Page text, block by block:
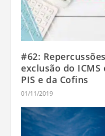
#62:
exclusão do
PIS e da Cofins
01/11/2019